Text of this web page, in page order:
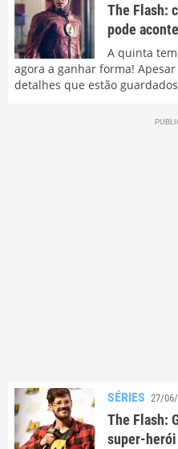
The Flash:
pode
A quinta
agora a ganhar forma!
detalhes que estão
SÉRIES 27/
The Flash:
super-